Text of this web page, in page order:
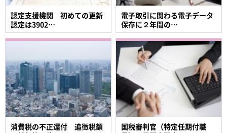
電子取引に関わる電子データ
保存に２年間の…
認定支援機関 初めての更新
認定は3902…
国税審判官（特定任期付職
消費税の不正還付 追徴税額